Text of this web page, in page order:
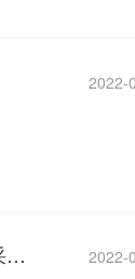
2022-
【1月18日采购信息更新】硅灰石，叶腊石等其他陶瓷材料采购信息
2022-